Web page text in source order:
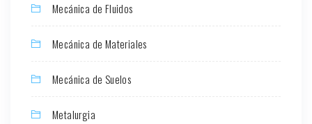
Mecánica de Fluidos
Mecánica de Materiales
Mecánica de Suelos
Metalurgia